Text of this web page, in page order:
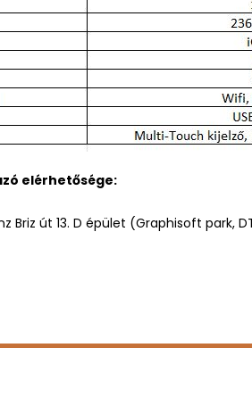
elérhetősége:
Briz út 13. D épület (Graphisoft park,